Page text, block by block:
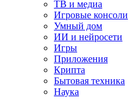
ТВ и медиа
Игровые консоли
Умный дом
ИИ и нейросети
Игры
Приложения
Крипта
Бытовая техника
Наука